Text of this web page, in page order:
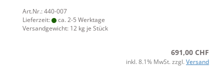
Art.Nr.: 440-007
Lieferzeit:
ca. 2-5 Werktage
Versandgewicht: 12 kg je Stück
691,00 CHF
inkl. 8.1% MwSt. zzgl. Versand